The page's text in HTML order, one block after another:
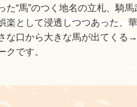
“馬”のつく地名の立札、騎
として浸透しつつあった、
な口から大きな馬が出てくる
です。